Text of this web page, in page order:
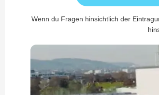
Wenn du Fragen hinsichtlich der